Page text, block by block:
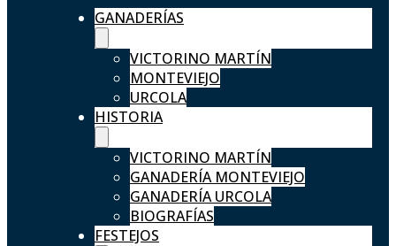
GANADERÍAS
VICTORINO MARTÍN
MONTEVIEJO
URCOLA
HISTORIA
VICTORINO MARTÍN
GANADERÍA MONTEVIEJO
GANADERÍA URCOLA
BIOGRAFÍAS
FESTEJOS